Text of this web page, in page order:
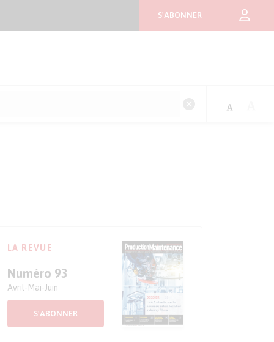
S'ABONNER
LA REVUE
Numéro 93
Avril-Mai-Juin
S'ABONNER